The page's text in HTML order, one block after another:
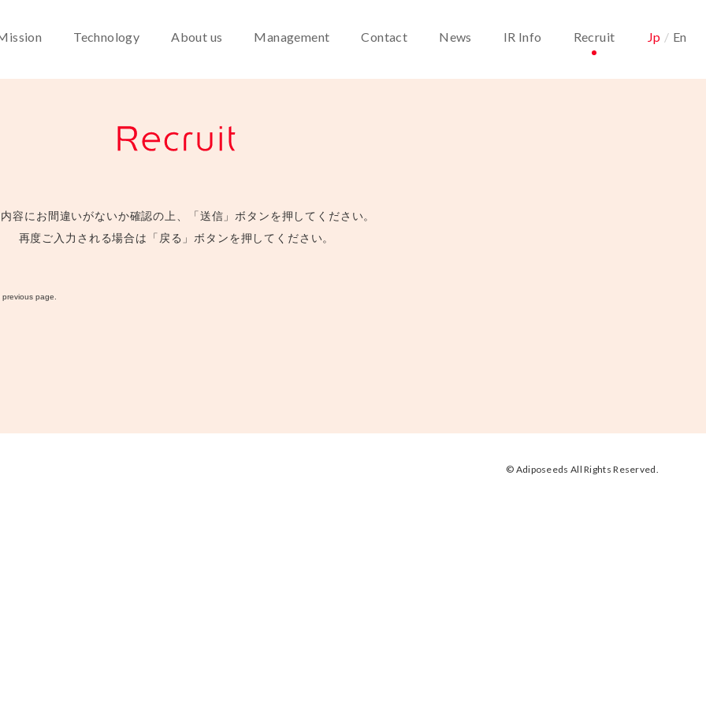
Jp / En
Technology About us Management Contact News IR Info Recruit
内容にお間違いがないか確認の上、「送信」ボタンを押してください。
再度ご入力される場合は「戻る」ボタンを押してください。
page.
© Adiposeeds All Rights Reserved.